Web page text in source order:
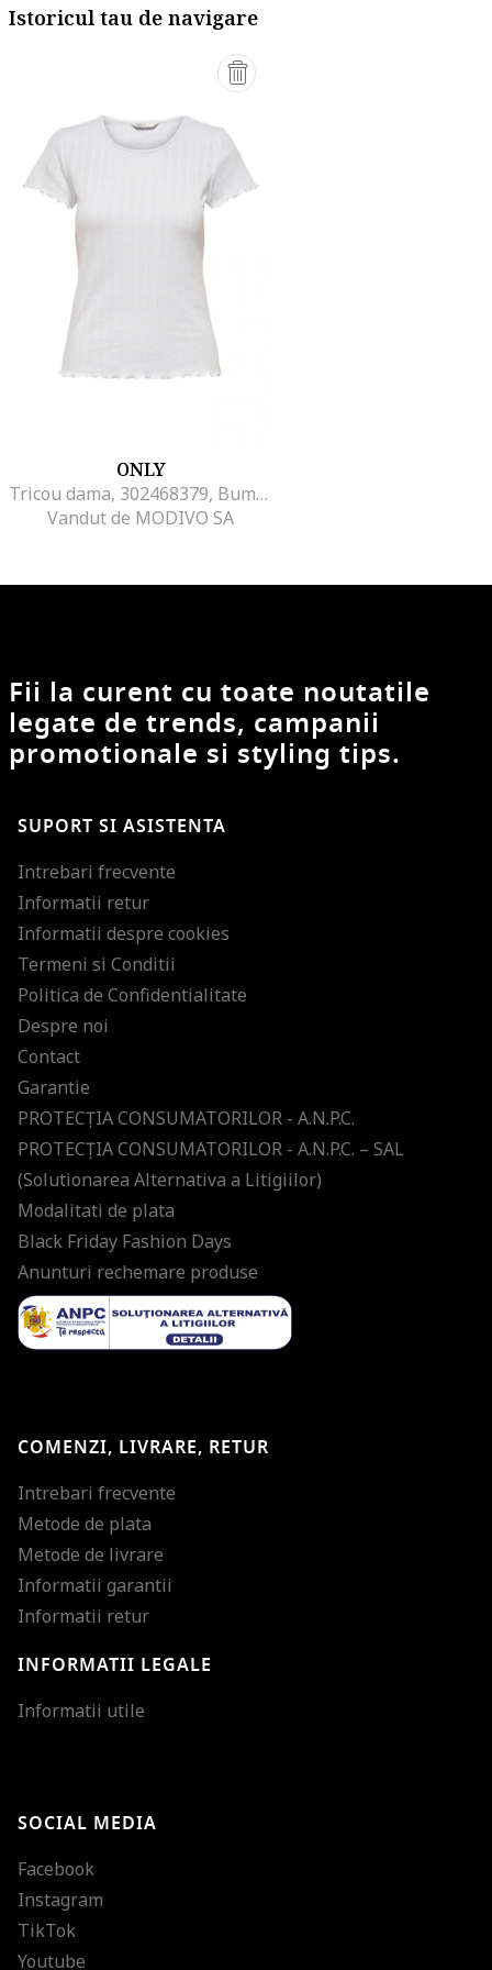
Istoricul tau de navigare
ONLY
Tricou dama, 302468379, Bumbac, Alb
Vandut de MODIVO SA
Fii la curent cu toate noutatile
legate de trends, campanii
promotionale si styling tips.
SUPORT SI ASISTENTA
Intrebari frecvente
Informatii retur
Informatii despre cookies
Termeni si Conditii
Politica de Confidentialitate
Despre noi
Contact
Garantie
PROTECŢIA CONSUMATORILOR - A.N.P.C.
PROTECŢIA CONSUMATORILOR - A.N.P.C. – SAL
(Solutionarea Alternativa a Litigiilor)
Modalitati de plata
Black Friday Fashion Days
Anunturi rechemare produse
COMENZI, LIVRARE, RETUR
Intrebari frecvente
Metode de plata
Metode de livrare
Informatii garantii
Informatii retur
INFORMATII LEGALE
Informatii utile
SOCIAL MEDIA
Facebook
Instagram
TikTok
Youtube